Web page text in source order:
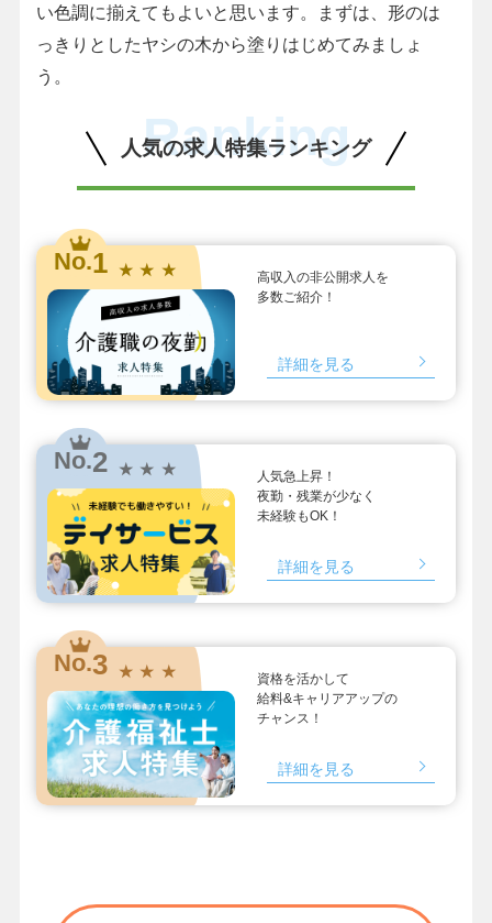
い色調に揃えてもよいと思います。まずは、形のは
っきりとしたヤシの木から塗りはじめてみましょ
う。
人気の求人特集ランキング
Ranking
No.1 ★ ★ ★
高収入の非公開求人を
多数ご紹介！
詳細を見る
No.2 ★ ★ ★
人気急上昇！
夜勤・残業が少なく
未経験もOK！
詳細を見る
No.3 ★ ★ ★
資格を活かして
給料&キャリアアップの
チャンス！
詳細を見る